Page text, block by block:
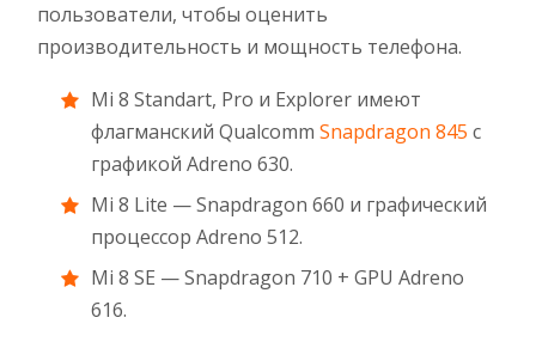
пользователи, чтобы оценить
производительность и мощность телефона.
Mi 8 Standart, Pro и Explorer имеют
флагманский Qualcomm Snapdragon 845 с
графикой Adreno 630.
Mi 8 Lite — Snapdragon 660 и графический
процессор Adreno 512.
Mi 8 SE — Snapdragon 710 + GPU Adreno
616.